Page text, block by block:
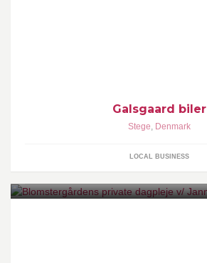
Galsgaard biler
Stege, Denmark
LOCAL BUSINESS